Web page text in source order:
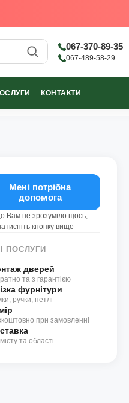
067-370-89-35
067-489-58-29
КОНТАКТИ
Мені потрібна
допомога
Вам не зрозуміло щось,
кнопку вище
ПОСЛУГИ
дверей
та з гарантією
фурнітури
ручки, петлі
при замовленні
та області